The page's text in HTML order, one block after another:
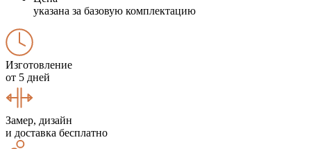
указана за базовую комплектацию
Изготовление
от 5 дней
Замер, дизайн
и доставка бесплатно